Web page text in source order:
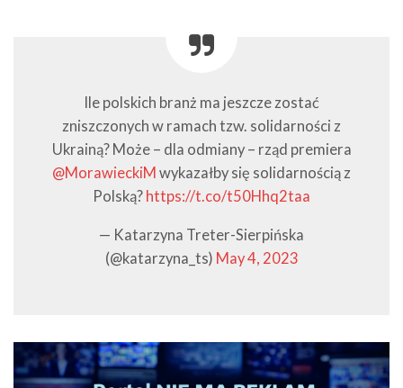
Ile polskich branż ma jeszcze zostać
zniszczonych w ramach tzw. solidarności z
Ukrainą? Może – dla odmiany – rząd premiera
@MorawieckiM wykazałby się solidarnością z
Polską? https://t.co/t50Hhq2taa
— Katarzyna Treter-Sierpińska
(@katarzyna_ts) May 4, 2023